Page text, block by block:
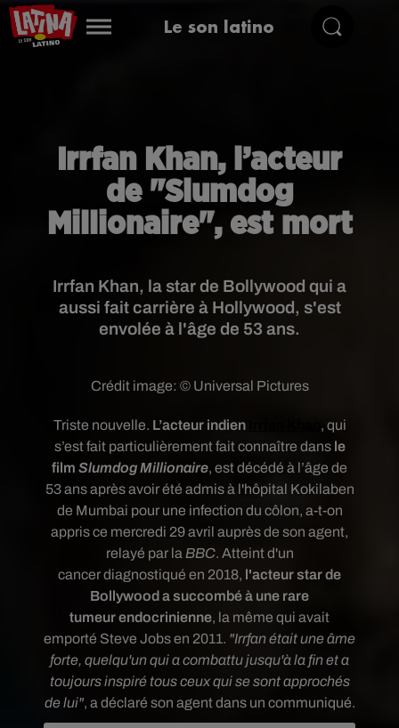
Le son latino
Irrfan Khan, l’acteur
de "Slumdog
Millionaire", est mort
Irrfan Khan, la star de Bollywood qui a
aussi fait carrière à Hollywood, s'est
envolée à l'âge de 53 ans.
Crédit image: © Universal Pictures
Triste nouvelle. L’acteur indien
, qui
s’est fait particulièrement fait connaître dans le
film Slumdog Millionaire, est décédé à l’âge de
53 ans après avoir été admis à l'hôpital Kokilaben
de Mumbai pour une infection du côlon, a-t-on
appris ce mercredi 29 avril auprès de son agent,
relayé par la BBC. Atteint d'un
cancerdiagnostiqué en 2018, l'acteur star de
Bollywood a succombé à une rare
tumeur endocrinienne, la même qui avait
emporté Steve Jobs en 2011. "Irrfan était une âme
forte, quelqu'un qui a combattu jusqu'à la fin et a
toujours inspiré tous ceux qui se sont approchés
de lui", a déclaré son agent dans un communiqué.